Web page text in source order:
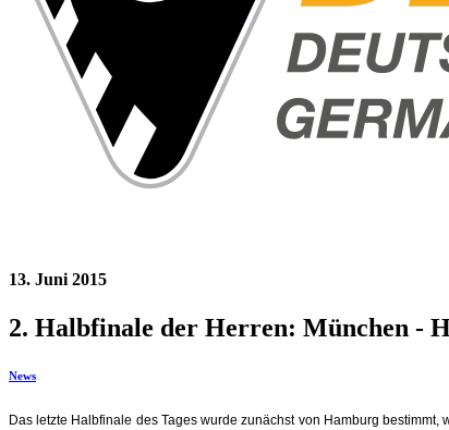
13. Juni 2015
2. Halbfinale der Herren: München -
News
Das letzte Halbfinale des Tages wurde zunächst von Hamburg